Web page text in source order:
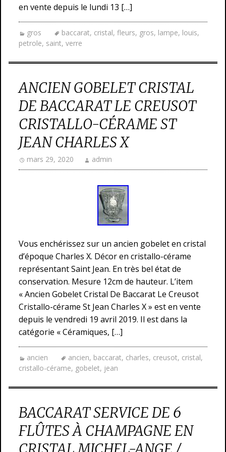
en vente depuis le lundi 13 […]
gros baccarat, cristal, fleurs, gros, lampe, louis,
petrole, saint, verre
ANCIEN GOBELET CRISTAL
DE BACCARAT LE CREUSOT
CRISTALLO-CÉRAME ST
JEAN CHARLES X
mars 29, 2020 admin
Vous enchérissez sur un ancien gobelet en cristal
d’époque Charles X. Décor en cristallo-cérame
représentant Saint Jean. En très bel état de
conservation. Mesure 12cm de hauteur. L’item
« Ancien Gobelet Cristal De Baccarat Le Creusot
Cristallo-cérame St Jean Charles X » est en vente
depuis le vendredi 19 avril 2019. Il est dans la
catégorie « Céramiques, […]
ancien ancien, baccarat, charles, creusot, cristal,
cristallo-cérame, gobelet, jean
BACCARAT SERVICE DE 6
FLÛTES À CHAMPAGNE EN